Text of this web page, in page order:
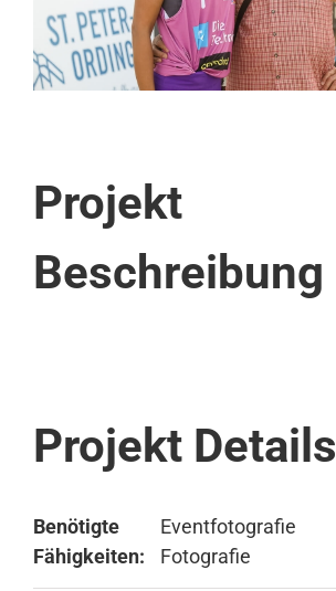
Projekt
Beschreibung
Projekt Details
Benötigte
Fähigkeiten:
Eventfotografie
Fotografie